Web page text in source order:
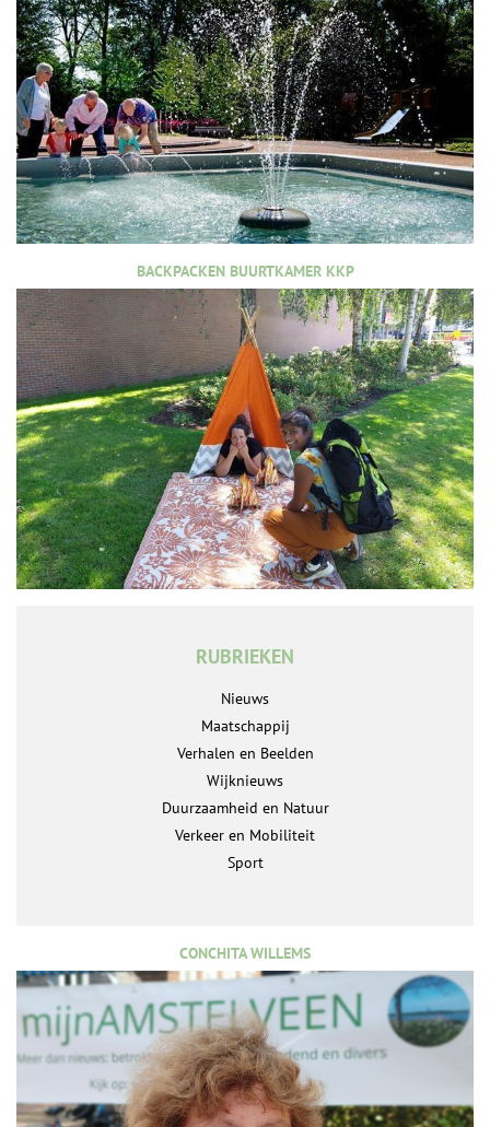
BACKPACKEN BUURTKAMER KKP
RUBRIEKEN
Nieuws
Maatschappij
Verhalen en Beelden
Wijknieuws
Duurzaamheid en Natuur
Verkeer en Mobiliteit
Sport
CONCHITA WILLEMS